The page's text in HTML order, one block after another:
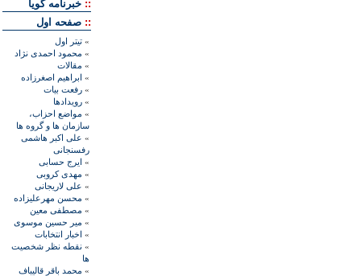
:: خبرنامه گويا
:: صفحه اول
» تيتر اول
» محمود احمدی نژاد
» مقالات
» ابراهيم اصغرزاده
» رفعت بیات
» رويدادها
» مواضع احزاب،
سازمان ها و گروه ها
» علی اکبر هاشمی
رفسنجانی
» ايرج حسابی
» مهدی کروبی
» علی لاريجانی
» محسن مهرعليزاده
» مصطفی معين
» مير حسين موسوی
» اخبار انتخابات
» نقطه نظر شخصيت
ها
» محمد باقر قاليباف